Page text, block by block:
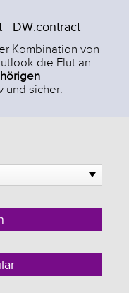
- DW.contract
Kombination von
die Flut an
sicher.